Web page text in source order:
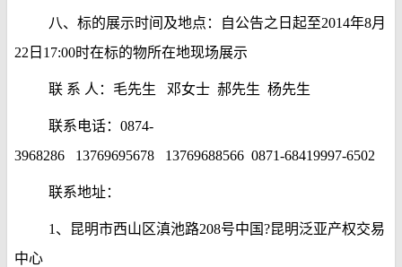
八、标的展示时间及地点：自公告之日起至2014年8月
22日17:00时在标的物所在地现场展示
联 系 人：毛先生 邓女士 郝先生 杨先生
联系电话：0874-
3968286 13769695678 13769688566 0871-68419997-6502
联系地址：
1、昆明市西山区滇池路208号中国?昆明泛亚产权交易
中心